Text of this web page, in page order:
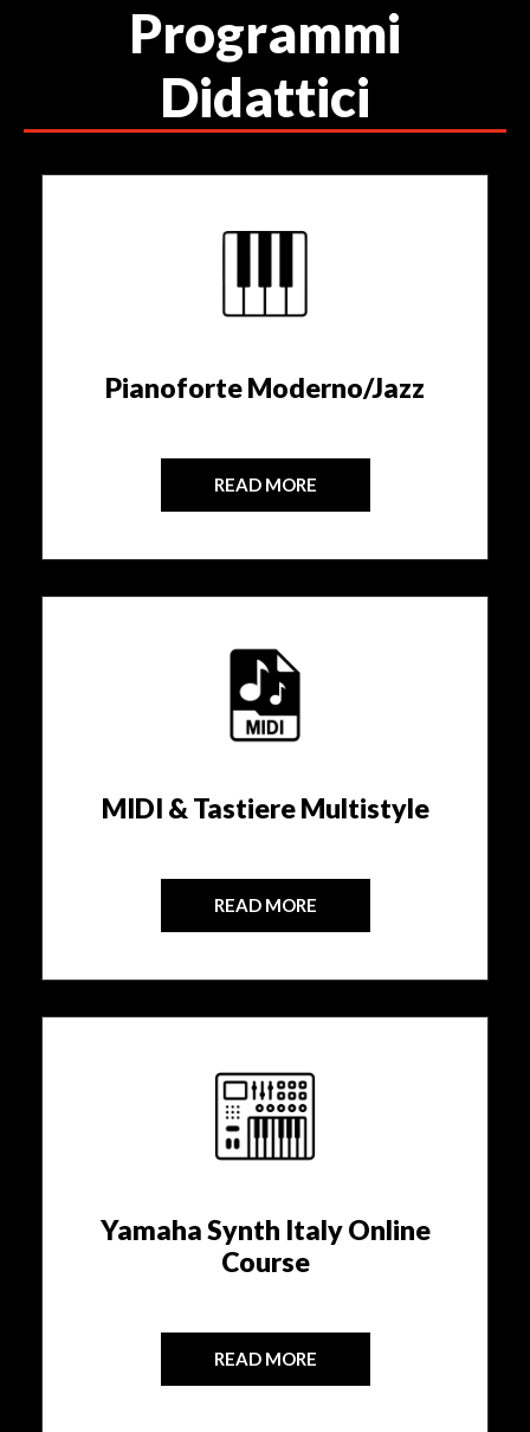
Programmi
Didattici
Pianoforte Moderno/Jazz
READ MORE
MIDI & Tastiere Multistyle
READ MORE
Yamaha Synth Italy Online
Course
READ MORE